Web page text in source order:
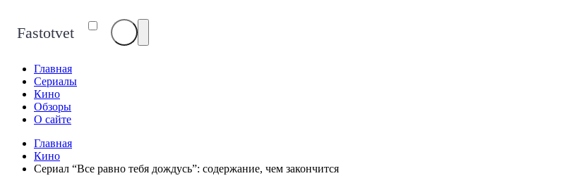
Fastotvet
Главная
Сериалы
Кино
Обзоры
О сайте
Главная
Кино
Сериал “Все равно тебя дождусь”: содержание, чем закончится